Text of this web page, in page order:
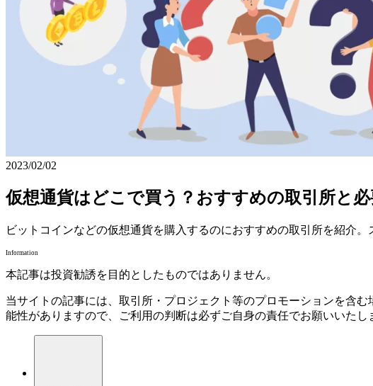
2023/02/02
仮想通貨はどこで買う？おすすめの取引所と
ビットコインなどの仮想通貨を購入するのにおすすめの取引所を紹介
Information
本記事は投資勧誘を目的としたものではありません。
当サイトの記事には、取引所・プロジェクト等のプロモーションを含
能性がありますので、ご利用の判断は必ずご自身の責任でお願いいたし